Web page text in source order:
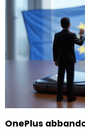
OnePlus